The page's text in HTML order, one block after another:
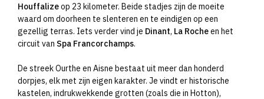
Houffalizeop 23 kilometer. Beide stadjes zijn de moeite
waard om doorheen te slenteren en te eindigen op een
gezellig terras. Iets verder vind je Dinant, La Rocheen het
circuit van Spa Francorchamps.
De streek Ourthe en Aisne bestaat uit meer dan honderd
dorpjes, elk met zijn eigen karakter. Je vindt er historische
kastelen, indrukwekkende grotten (zoals die in Hotton),